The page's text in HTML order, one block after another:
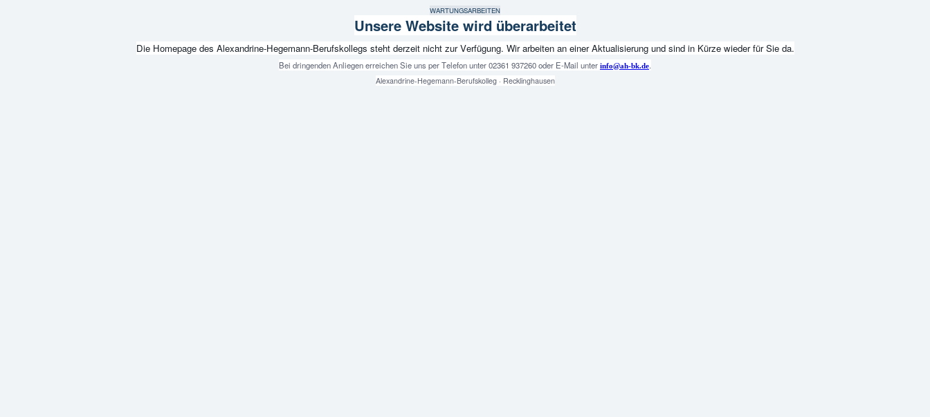
WARTUNGSARBEITEN
Unsere Website wird überarbeitet
Die Homepage des Alexandrine-Hegemann-Berufskollegs steht derzeit nicht zur Verfügung. Wir arbeiten an einer Aktualisierung und sind in Kürze wieder für Sie da.
Bei dringenden Anliegen erreichen Sie uns per Telefon unter 02361 937260 oder E-Mail unter info@ah-bk.de.
Alexandrine-Hegemann-Berufskolleg · Recklinghausen